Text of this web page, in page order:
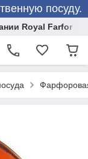
посуду.
Royal Farfor